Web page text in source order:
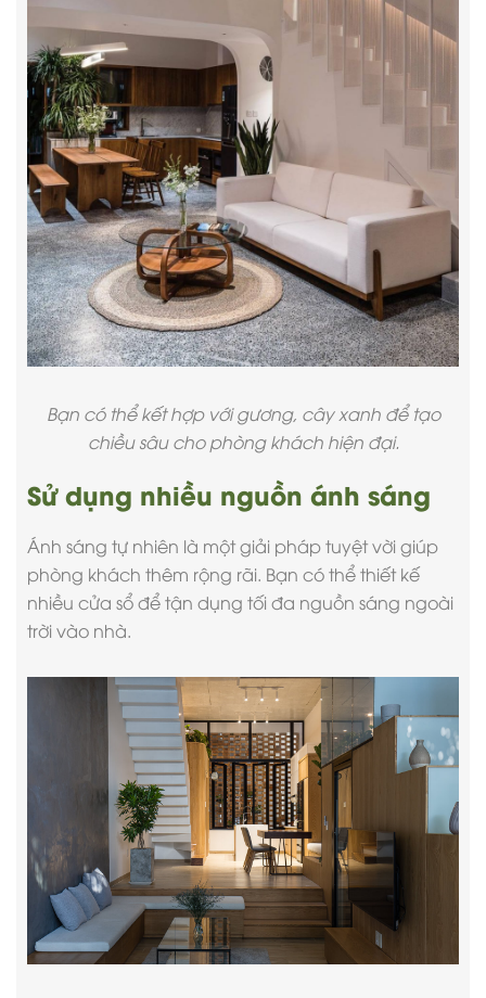
Bạn có thể kết hợp với gương, cây xanh để tạo
chiều sâu chophòng khách hiện đại.
Sử dụng nhiều nguồn ánh sáng
Ánh sáng tự nhiên là một giải pháp tuyệt vời giúp
phòng khách thêm rộng rãi. Bạn có thể thiết kế
nhiều cửa sổ để tận dụng tối đa nguồn sáng ngoài
trời vào nhà.